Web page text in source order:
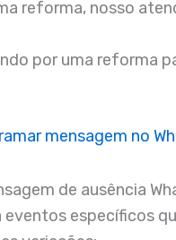
reforma, nosso
por uma reforma
mensagem no
de ausência
eventos específicos